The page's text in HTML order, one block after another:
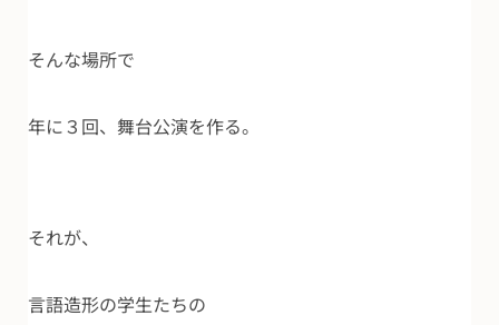
そんな場所で
年に３回、舞台公演を作る。
それが、
言語造形の学生たちの